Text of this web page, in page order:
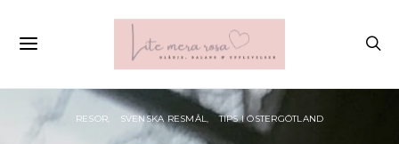
RESOR SVENSKA RESMÅL TIPS I ÖSTERGÖTLAND